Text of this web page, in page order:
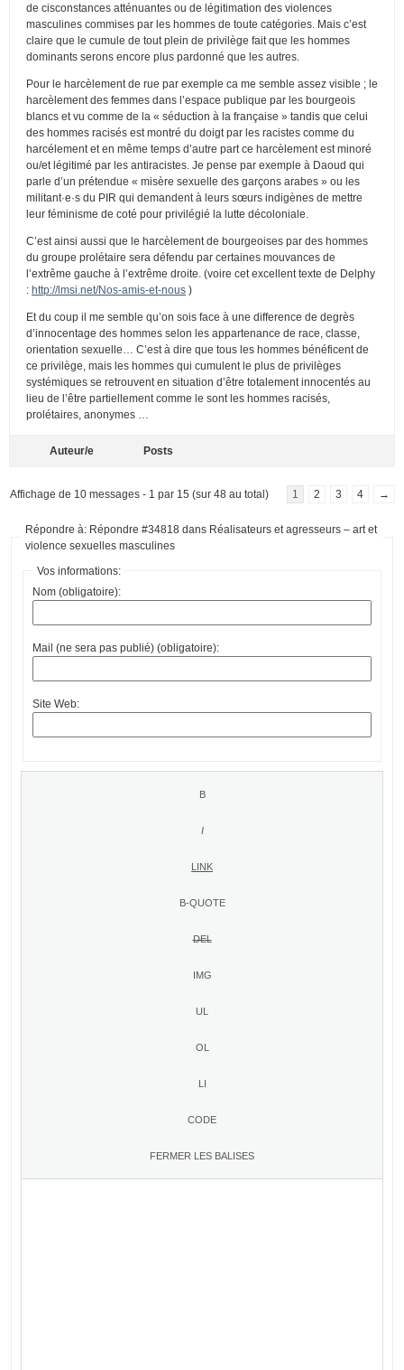
de cisconstances atténuantes ou de légitimation des violences
masculines commises par les hommes de toute catégories. Mais c’est
claire que le cumule de tout plein de privilège fait que les hommes
dominants serons encore plus pardonné que les autres.
Pour le harcèlement de rue par exemple ca me semble assez visible ; le
harcèlement des femmes dans l’espace publique par les bourgeois
blancs et vu comme de la « séduction à la française » tandis que celui
des hommes racisés est montré du doigt par les racistes comme du
harcélement et en même temps d’autre part ce harcèlement est minoré
ou/et légitimé par les antiracistes. Je pense par exemple à Daoud qui
parle d’un prétendue « misère sexuelle des garçons arabes » ou les
militant·e·s du PIR qui demandent à leurs sœurs indigènes de mettre
leur féminisme de coté pour privilégié la lutte décoloniale.
C’est ainsi aussi que le harcèlement de bourgeoises par des hommes
du groupe prolétaire sera défendu par certaines mouvances de
l’extrême gauche à l’extrême droite. (voire cet excellent texte de Delphy
: http://lmsi.net/Nos-amis-et-nous )
Et du coup il me semble qu’on sois face à une difference de degrès
d’innocentage des hommes selon les appartenance de race, classe,
orientation sexuelle… C’est à dire que tous les hommes bénéficent de
ce privilège, mais les hommes qui cumulent le plus de privilèges
systémiques se retrouvent en situation d’être totalement innocentés au
lieu de l’être partiellement comme le sont les hommes racisés,
prolétaires, anonymes …
Auteur/e Posts
Affichage de 10 messages - 1 par 15 (sur 48 au total) 1 2 3 4 →
Répondre à: Répondre #34818 dans Réalisateurs et agresseurs – art et
violence sexuelles masculines
Vos informations:
Nom (obligatoire):
Mail (ne sera pas publié) (obligatoire):
Site Web: